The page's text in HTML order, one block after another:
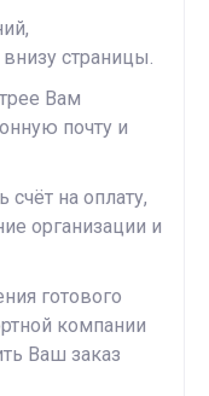
страницы.
Вам
почту и
счёт на оплату,
организации и
готового
компании
Ваш заказ